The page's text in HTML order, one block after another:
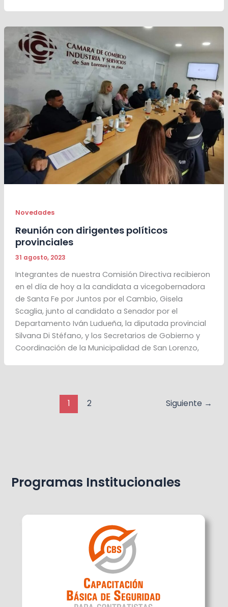
Novedades
Reunión con dirigentes políticos
provinciales
31 agosto, 2023
Integrantes de nuestra Comisión Directiva recibieron
en el día de hoy a la candidata a vicegobernadora
de Santa Fe por Juntos por el Cambio, Gisela
Scaglia, junto al candidato a Senador por el
Departamento Iván Ludueña, la diputada provincial
Silvana Di Stéfano, y los Secretarios de Gobierno y
Coordinación de la Municipalidad de San Lorenzo,
1 2 Siguiente →
Programas Institucionales